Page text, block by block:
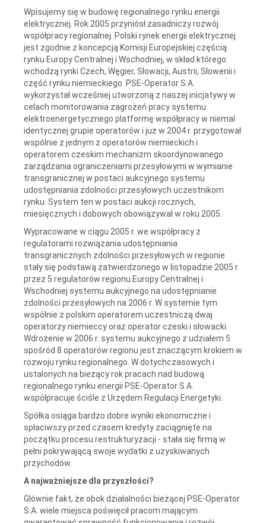
Wpisujemy się w budowę regionalnego rynku energii
elektrycznej. Rok 2005 przyniósł zasadniczy rozwój
współpracy regionalnej. Polski rynek energii elektrycznej
jest zgodnie z koncepcją Komisji Europejskiej częścią
rynku Europy Centralnej i Wschodniej, w skład którego
wchodzą rynki Czech, Węgier, Słowacji, Austrii, Słowenii i
część rynku niemieckiego. PSE-Operator S.A.
wykorzystał wcześniej utworzoną z naszej inicjatywy w
celach monitorowania zagrożeń pracy systemu
elektroenergetycznego platformę współpracy w niemal
identycznej grupie operatorów i już w 2004 r. przygotował
wspólnie z jednym z operatorów niemieckich i
operatorem czeskim mechanizm skoordynowanego
zarządzania ograniczeniami przesyłowymi w wymianie
transgranicznej w postaci aukcyjnego systemu
udostępniania zdolności przesyłowych uczestnikom
rynku. System ten w postaci aukcji rocznych,
miesięcznych i dobowych obowiązywał w roku 2005.
Wypracowane w ciągu 2005 r. we współpracy z
regulatorami rozwiązania udostępniania
transgranicznych zdolności przesyłowych w regionie
stały się podstawą zatwierdzonego w listopadzie 2005 r.
przez 5 regulatorów regionu Europy Centralnej i
Wschodniej systemu aukcyjnego na udostępnianie
zdolności przesyłowych na 2006 r. W systemie tym
wspólnie z polskim operatorem uczestniczą dwaj
operatorzy niemieccy oraz operator czeski i słowacki.
Wdrożenie w 2006 r. systemu aukcyjnego z udziałem 5
spośród 8 operatorów regionu jest znaczącym krokiem w
rozwoju rynku regionalnego. W dotychczasowych i
ustalonych na bieżący rok pracach nad budową
regionalnego rynku energii PSE-Operator S.A.
współpracuje ściśle z Urzędem Regulacji Energetyki.
Spółka osiąga bardzo dobre wyniki ekonomiczne i
spłaciwszy przed czasem kredyty zaciągnięte na
początku procesu restrukturyzacji - stała się firmą w
pełni pokrywającą swoje wydatki z uzyskiwanych
przychodów.
A najważniejsze dla przyszłości?
Głównie fakt, że obok działalności bieżącej PSE-Operator
S.A. wiele miejsca poświęcił pracom mającym